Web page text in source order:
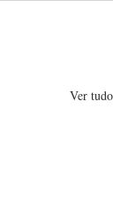
Ver tudo